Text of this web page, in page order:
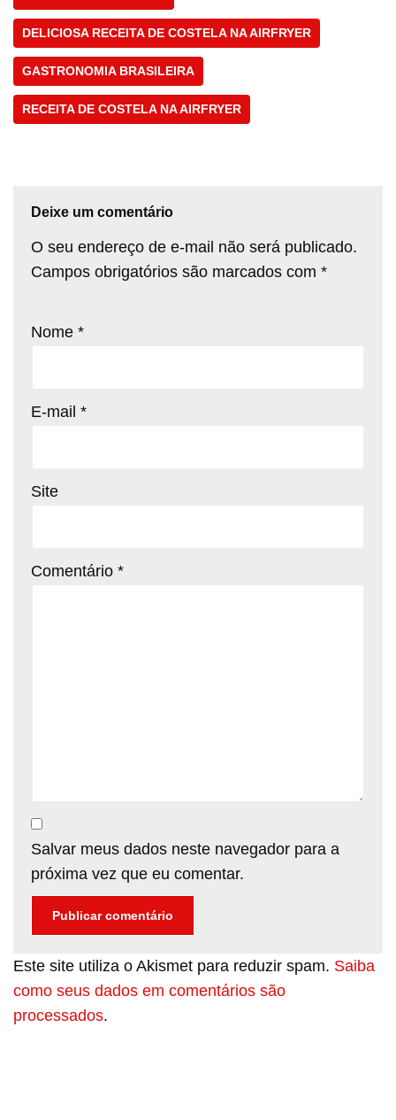
DELICIOSA RECEITA DE COSTELA NA AIRFRYER
GASTRONOMIA BRASILEIRA
RECEITA DE COSTELA NA AIRFRYER
Deixe um comentário
O seu endereço de e-mail não será publicado.
Campos obrigatórios são marcados com *
Nome *
E-mail *
Site
Comentário *
Salvar meus dados neste navegador para a
próxima vez que eu comentar.
Este site utiliza o Akismet para reduzir spam. Saiba
como seus dados em comentários são
processados.